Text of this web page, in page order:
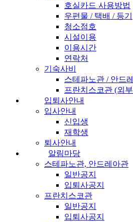
호실카드 사용방법
우편물 / 택배 / 등기
청소점호
시설이용
이용시간
연락처
기숙사비
스테파노관 / 안드
프란치스코관 (외
입퇴사안내
입사안내
신입생
재학생
퇴사안내
알림마당
스테파노관, 안드레아관
일반공지
입퇴사공지
프란치스코관
일반공지
입퇴사공지